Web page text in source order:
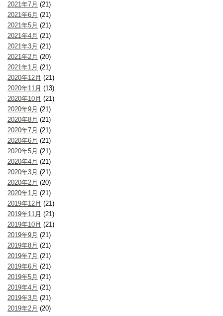
2021年7月 (21)
2021年6月 (21)
2021年5月 (21)
2021年4月 (21)
2021年3月 (21)
2021年2月 (20)
2021年1月 (21)
2020年12月 (21)
2020年11月 (13)
2020年10月 (21)
2020年9月 (21)
2020年8月 (21)
2020年7月 (21)
2020年6月 (21)
2020年5月 (21)
2020年4月 (21)
2020年3月 (21)
2020年2月 (20)
2020年1月 (21)
2019年12月 (21)
2019年11月 (21)
2019年10月 (21)
2019年9月 (21)
2019年8月 (21)
2019年7月 (21)
2019年6月 (21)
2019年5月 (21)
2019年4月 (21)
2019年3月 (21)
2019年2月 (20)